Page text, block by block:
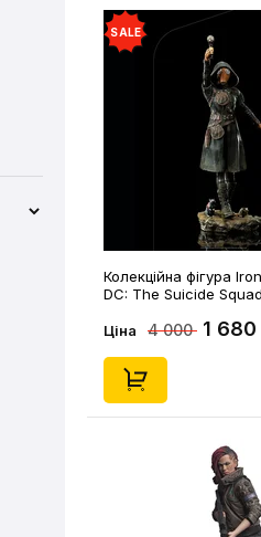
SALE
Колекційна фігура
DC: The Suicide
Ціна 4 000 1 680